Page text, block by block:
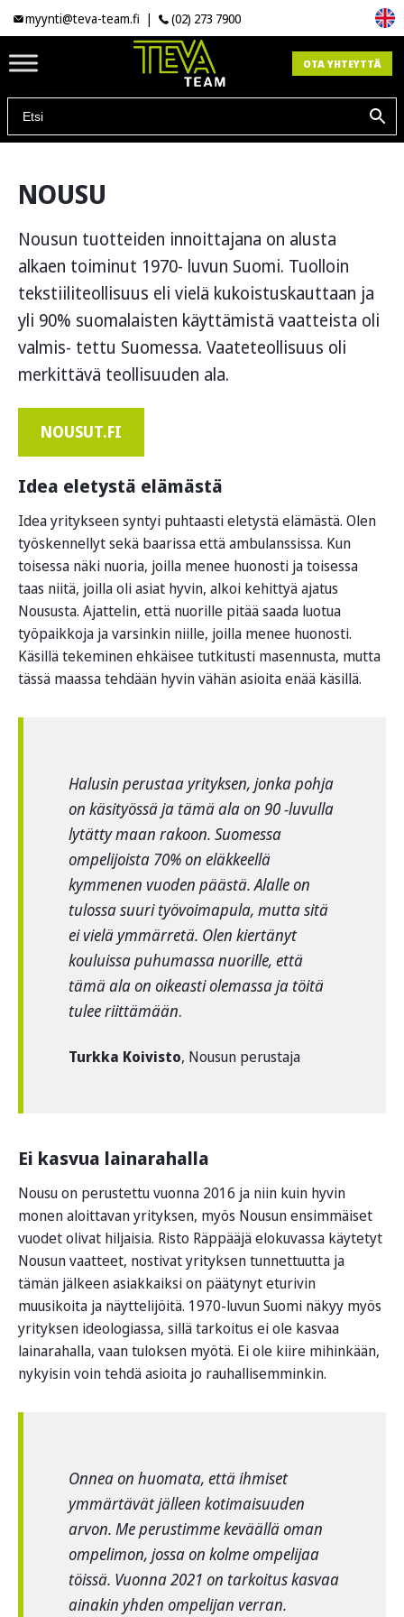
myynti@teva-team.fi | (02) 273 7900
OTA YHTEYTTÄ
NOUSU
Nousun tuotteiden innoittajana on alusta
alkaen toiminut 1970- luvun Suomi. Tuolloin
tekstiiliteollisuus eli vielä kukoistuskauttaan ja
yli 90% suomalaisten käyttämistä vaatteista oli
valmis- tettu Suomessa. Vaateteollisuus oli
merkittävä teollisuuden ala.
NOUSUT.FI
Idea eletystä elämästä
Idea yritykseen syntyi puhtaasti eletystä elämästä. Olen
työskennellyt sekä baarissa että ambulanssissa. Kun
toisessa näki nuoria, joilla menee huonosti ja toisessa
taas niitä, joilla oli asiat hyvin, alkoi kehittyä ajatus
Noususta. Ajattelin, että nuorille pitää saada luotua
työpaikkoja ja varsinkin niille, joilla menee huonosti.
Käsillä tekeminen ehkäisee tutkitusti masennusta, mutta
tässä maassa tehdään hyvin vähän asioita enää käsillä.
Halusin perustaa yrityksen, jonka pohja
on käsityössä ja tämä ala on 90 -luvulla
lytätty maan rakoon. Suomessa
ompelijoista 70% on eläkkeellä
kymmenen vuoden päästä. Alalle on
tulossa suuri työvoimapula, mutta sitä
ei vielä ymmärretä. Olen kiertänyt
kouluissa puhumassa nuorille, että
tämä ala on oikeasti olemassa ja töitä
tulee riittämään.
Turkka Koivisto, Nousun perustaja
Ei kasvua lainarahalla
Nousu on perustettu vuonna 2016 ja niin kuin hyvin
monen aloittavan yrityksen, myös Nousun ensimmäiset
vuodet olivat hiljaisia. Risto Räppääjä elokuvassa käytetyt
Nousun vaatteet, nostivat yrityksen tunnettuutta ja
tämän jälkeen asiakkaiksi on päätynyt eturivin
muusikoita ja näyttelijöitä. 1970-luvun Suomi näkyy myös
yrityksen ideologiassa, sillä tarkoitus ei ole kasvaa
lainarahalla, vaan tuloksen myötä. Ei ole kiire mihinkään,
nykyisin voin tehdä asioita jo rauhallisemminkin.
Onnea on huomata, että ihmiset
ymmärtävät jälleen kotimaisuuden
arvon. Me perustimme keväällä oman
ompelimon, jossa on kolme ompelijaa
töissä. Vuonna 2021 on tarkoitus kasvaa
ainakin yhden ompelijan verran.